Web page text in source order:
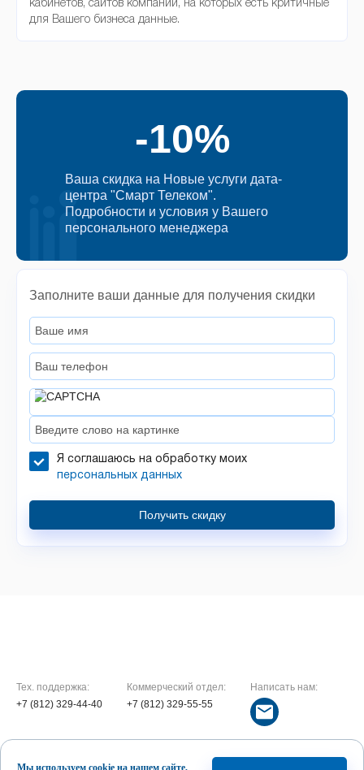
кабинетов, сайтов компаний, на которых есть критичные
для Вашего бизнеса данные.
-10%
Ваша скидка на Новые услуги дата-
центра "Смарт Телеком".
Подробности и условия у Вашего
персонального менеджера
Заполните ваши данные для получения скидки
Я соглашаюсь на обработку моих
персональных данных
Получить скидку
Тех. поддержка:
+7 (812) 329-44-40
Коммерческий отдел:
+7 (812) 329-55-55
Написать нам:
Мы используем cookie на нашем сайте,